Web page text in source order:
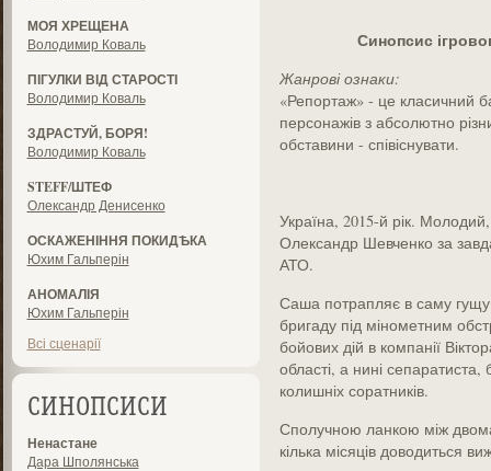
МОЯ ХРЕЩЕНА
Володимир Коваль
ПІГУЛКИ ВІД СТАРОСТІ
Володимир Коваль
ЗДРАСТУЙ, БОРЯ!
Володимир Коваль
STEFF/ШТЕФ
Олександр Денисенко
ОСКАЖЕНІННЯ ПОКИДѢКА
Юхим Гальперін
АНОМАЛІЯ
Юхим Гальперін
Всі сценарії
СИНОПСИСИ
Ненастане
Дара Шполянська
Синопсис
Жанрові ознаки:
«Репортаж» - це класичний
персонажів з абсолютно
обставини - співіснувати.
Україна, 2015-й рік.
Олександр Шевченко за
АТО.
Саша потрапляє в саму гущу
бригаду під мінометним
бойових дій в компанії
області, а нині
колишніх соратників.
Сполучною ланкою між
кілька місяців доводиться